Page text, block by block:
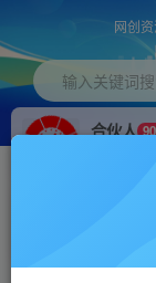
网创
输入关键词
合伙人